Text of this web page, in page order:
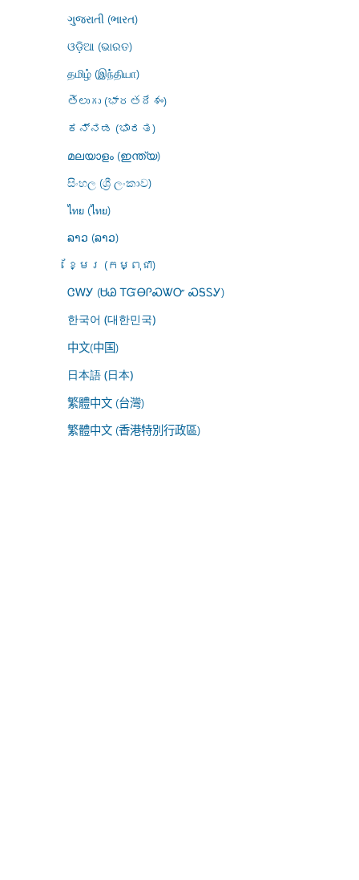
ગુજરાતી (ભારત)
ଓଡ଼ିଆ (ଭାରତ)
தமிழ் (இந்தியா)
తెలుగు (భారతదేశం)
ಕನ್ನಡ (ಭಾರತ)
മലയാളം (ഇന്ത്യ)
සිංහල (ශ්‍රී ලංකාව)
ไทย (ไทย)
ລາວ (ລາວ)
ខ្មែរ (កម្ពុជា)
ᏣᎳᎩ (ᏌᏊ ᎢᏳᎾᎵᏍᏔᏅ ᏍᎦᏚᎩ)
한국어 (대한민국)
中文(中国)
日本語 (日本)
繁體中文 (台灣)
繁體中文 (香港特別行政區)